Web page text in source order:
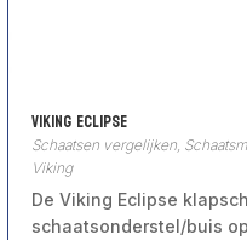
Viking Eclipse
Schaatsen vergelijken
Viking
De Viking Eclipse
schaatsonderstel/buis